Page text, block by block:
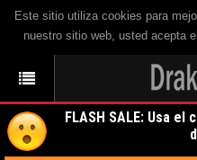
Este sitio utiliza cookies para
nuestro sitio web, usted acepta
FLASH SALE: Usa el